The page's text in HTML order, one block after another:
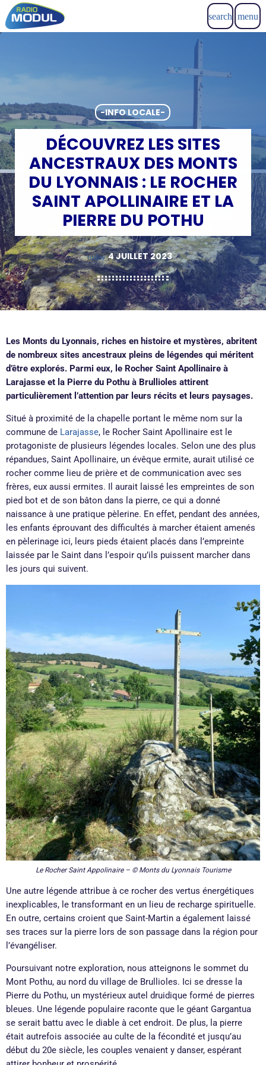
search menu
-INFO LOCALE-
DÉCOUVREZ LES SITES
ANCESTRAUX DES MONTS
DU LYONNAIS : LE ROCHER
SAINT APOLLINAIRE ET LA
PIERRE DU POTHU
today 4 JUILLET 2023
Les Monts du Lyonnais, riches en histoire et mystères, abritent
de nombreux sites ancestraux pleins de légendes qui méritent
d’être explorés. Parmi eux, le Rocher Saint Apollinaire à
Larajasse et la Pierre du Pothu à Brullioles attirent
particulièrement l’attention par leurs récits et leurs paysages.
Situé à proximité de la chapelle portant le même nom sur la
commune de Larajasse, le Rocher Saint Apollinaire est le
protagoniste de plusieurs légendes locales. Selon une des plus
répandues, Saint Apollinaire, un évêque ermite, aurait utilisé ce
rocher comme lieu de prière et de communication avec ses
frères, eux aussi ermites. Il aurait laissé les empreintes de son
pied bot et de son bâton dans la pierre, ce qui a donné
naissance à une pratique pèlerine. En effet, pendant des années,
les enfants éprouvant des difficultés à marcher étaient amenés
en pèlerinage ici, leurs pieds étaient placés dans l’empreinte
laissée par le Saint dans l’espoir qu’ils puissent marcher dans
les jours qui suivent.
Le Rocher Saint Appolinaire – © Monts du Lyonnais Tourisme
Une autre légende attribue à ce rocher des vertus énergétiques
inexplicables, le transformant en un lieu de recharge spirituelle.
En outre, certains croient que Saint-Martin a également laissé
ses traces sur la pierre lors de son passage dans la région pour
l’évangéliser.
Poursuivant notre exploration, nous atteignons le sommet du
Mont Pothu, au nord du village de Brullioles. Ici se dresse la
Pierre du Pothu, un mystérieux autel druidique formé de pierres
bleues. Une légende populaire raconte que le géant Gargantua
se serait battu avec le diable à cet endroit. De plus, la pierre
était autrefois associée au culte de la fécondité et jusqu’au
début du 20e siècle, les couples venaient y danser, espérant